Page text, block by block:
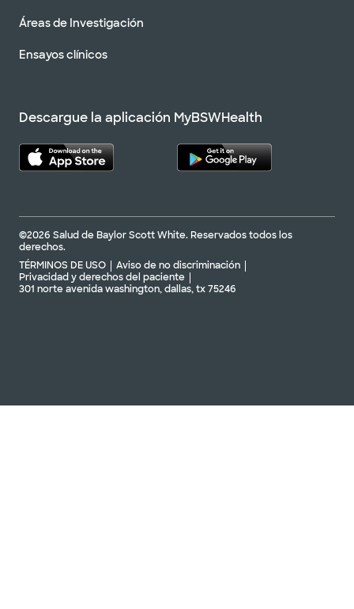
Áreas de Investigación
Ensayos clínicos
Descargue la aplicación MyBSWHealth
©2026 Salud de Baylor Scott White. Reservados todos los
derechos.
TÉRMINOS DE USO
Aviso de no discriminación
Privacidad y derechos del paciente
301 norte avenida washington, dallas, tx 75246